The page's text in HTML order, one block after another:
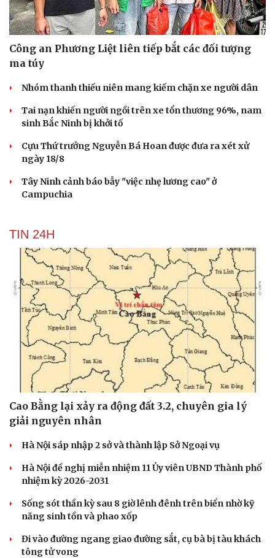
Du lịch
Săn Tour
check-in
Đọc truyện đêm khuya
Cửa sổ tình yêu
Kể chuyện cho bé
Công an Phương Liệt liên tiếp bắt các đối tượng
ma túy
Nhóm thanh thiếu niên mang kiếm chặn xe người dân
Tai nạn khiến người ngồi trên xe tổn thương 96%, nam
sinh Bắc Ninh bị khởi tố
Cựu Thứ trưởng Nguyễn Bá Hoan được đưa ra xét xử
ngày 18/8
Tây Ninh cảnh báo bẫy "việc nhẹ lương cao" ở
Campuchia
TIN 24H
Cao Bằng lại xảy ra động đất 3.2, chuyên gia lý
giải nguyên nhân
Hà Nội sáp nhập 2 sở và thành lập Sở Ngoại vụ
Hà Nội đề nghị miễn nhiệm 11 Ủy viên UBND Thành phố
nhiệm kỳ 2026-2031
Sống sót thần kỳ sau 8 giờ lênh đênh trên biển nhờ kỹ
năng sinh tồn và phao xốp
Đi vào đường ngang giao đường sắt, cụ bà bị tàu khách
tông tử vong